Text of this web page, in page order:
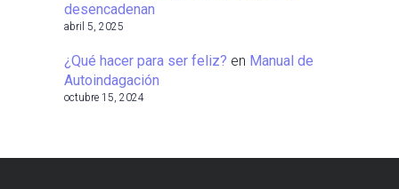
desencadenan
abril 5, 2025
¿Qué hacer para ser feliz? en Manual de
Autoindagación
octubre 15, 2024